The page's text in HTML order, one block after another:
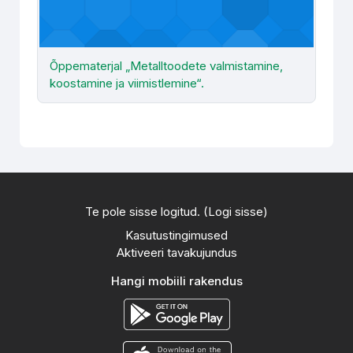
Õppematerjal „Metalltoodete valmistamine,
koostamine ja viimistlemine“.
Te pole sisse logitud. (Logi sisse)
Kasutustingimused
Aktiveeri tavakujundus
Hangi mobiili rakendus